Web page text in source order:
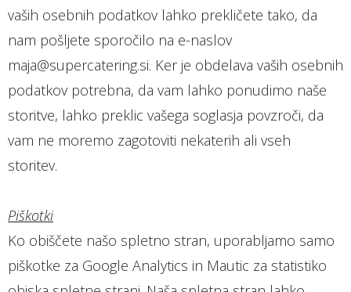
vaših osebnih podatkov lahko prekličete tako, da
nam pošljete sporočilo na e-naslov
maja@supercatering.si. Ker je obdelava vaših osebnih
podatkov potrebna, da vam lahko ponudimo naše
storitve, lahko preklic vašega soglasja povzroči, da
vam ne moremo zagotoviti nekaterih ali vseh
storitev.
Piškotki
Ko obiščete našo spletno stran, uporabljamo samo
piškotke za Google Analytics in Mautic za statistiko